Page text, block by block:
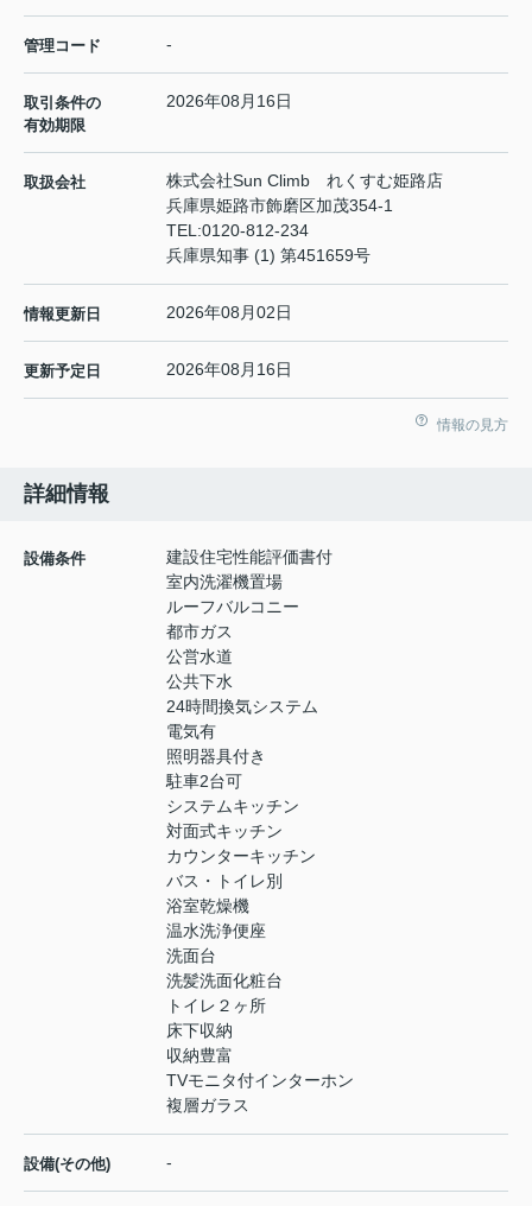
管理コード -
取引条件の
有効期限
2026年08月16日
取扱会社
株式会社Sun Climb れくすむ姫路店
兵庫県姫路市飾磨区加茂354-1
TEL:0120-812-234
兵庫県知事 (1) 第451659号
情報更新日 2026年08月02日
更新予定日 2026年08月16日
情報の見方
詳細情報
設備条件
建設住宅性能評価書付
室内洗濯機置場
ルーフバルコニー
都市ガス
公営水道
公共下水
24時間換気システム
電気有
照明器具付き
駐車2台可
システムキッチン
対面式キッチン
カウンターキッチン
バス・トイレ別
浴室乾燥機
温水洗浄便座
洗面台
洗髪洗面化粧台
トイレ２ヶ所
床下収納
収納豊富
TVモニタ付インターホン
複層ガラス
設備(その他) -